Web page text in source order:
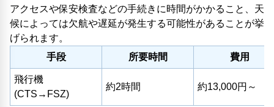
アクセスや保安検査などの手続きに時間がかかること、天
候によっては欠航や遅延が発生する可能性があることが挙
げられます。
手段
所要時間 費用
飛行機
(CTS→FSZ)
約2時間 約13,000円～